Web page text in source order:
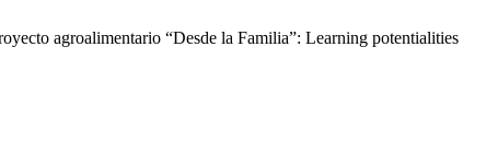
agroalimentario “Desde la Familia”: Learning potentialities